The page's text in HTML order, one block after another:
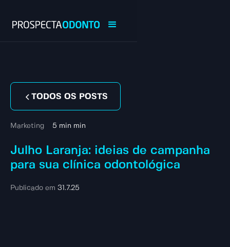
TODOS OS POSTS
Marketing 5 min min
Julho Laranja: ideias de campanha
para sua clínica odontológica
Publicado em 31.7.25